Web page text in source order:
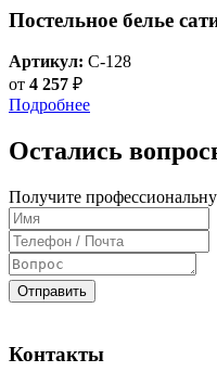
Постельное белье
Артикул: C-128
от 4 257 ₽
Подробнее
Остались
Получите
Отправить
Контакты